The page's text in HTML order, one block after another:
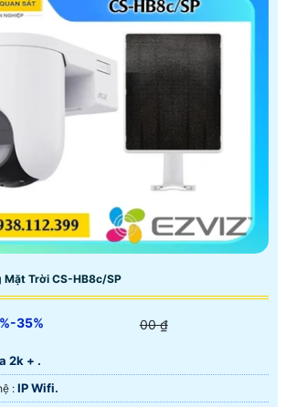
Mặt Trời CS-HB8c/SP
35% 00 ₫
2k + .
⚒ Trang Bị Công Nghệ : IP Wifi.